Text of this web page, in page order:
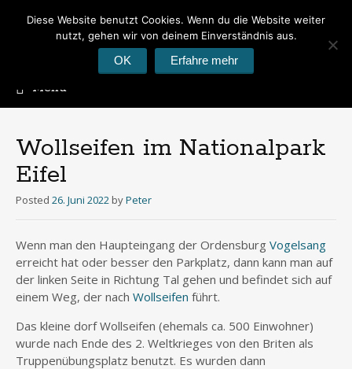
Peter's Photoblog
Hier geht es um Fotos
Menu
Wollseifen im Nationalpark
Eifel
Posted 26. Juni 2022 byPeter
Wenn man den Haupteingang der Ordensburg Vogelsang
erreicht hat oder besser den Parkplatz, dann kann man auf
der linken Seite in Richtung Tal gehen und befindet sich auf
einem Weg, der nach Wollseifen führt.
Das kleine dorf Wollseifen (ehemals ca. 500 Einwohner)
wurde nach Ende des 2. Weltkrieges von den Briten als
Truppenübungsplatz benutzt. Es wurden dann
Diese Website benutzt Cookies. Wenn du die Website weiter
nutzt, gehen wir von deinem Einverständnis aus.
OK Erfahre mehr